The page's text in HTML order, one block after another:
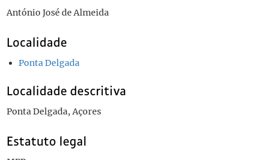
António José de Almeida
Localidade
Ponta Delgada
Localidade descritiva
Ponta Delgada, Açores
Estatuto legal